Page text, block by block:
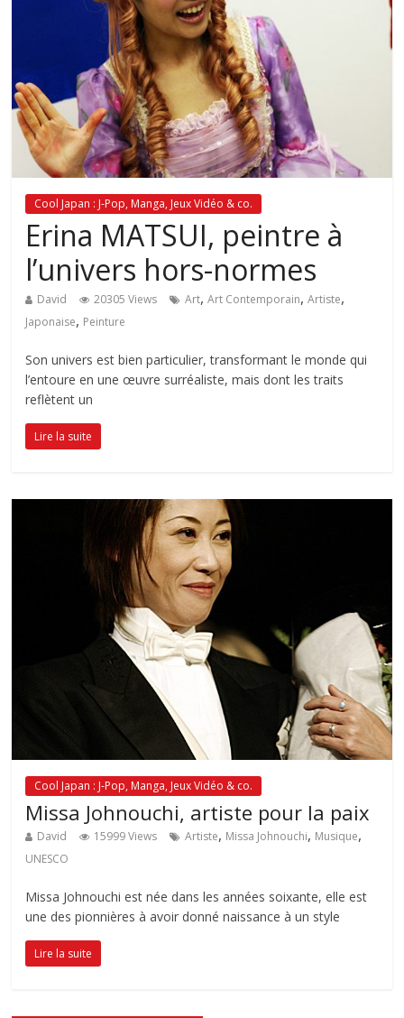
Cool Japan : J-Pop, Manga, Jeux Vidéo & co.
Erina MATSUI, peintre à
l’univers hors-normes
David 20305 Views Art,Art Contemporain,Artiste,
Japonaise, Peinture
Son univers est bien particulier, transformant le monde qui
l’entoure en une œuvre surréaliste, mais dont les traits
reflètent un
Lire la suite
Cool Japan : J-Pop, Manga, Jeux Vidéo & co.
Missa Johnouchi, artiste pour la paix
David 15999 Views Artiste, Missa Johnouchi, Musique,
UNESCO
Missa Johnouchi est née dans les années soixante, elle est
une des pionnières à avoir donné naissance à un style
Lire la suite